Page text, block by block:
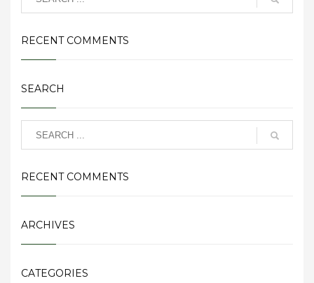
RECENT COMMENTS
SEARCH
RECENT COMMENTS
ARCHIVES
CATEGORIES